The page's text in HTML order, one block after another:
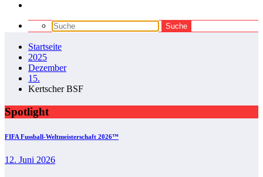
Startseite
2025
Dezember
15.
Kertscher BSF
Spotlight
FIFA Fussball-Weltmeisterschaft 2026™
12. Juni 2026